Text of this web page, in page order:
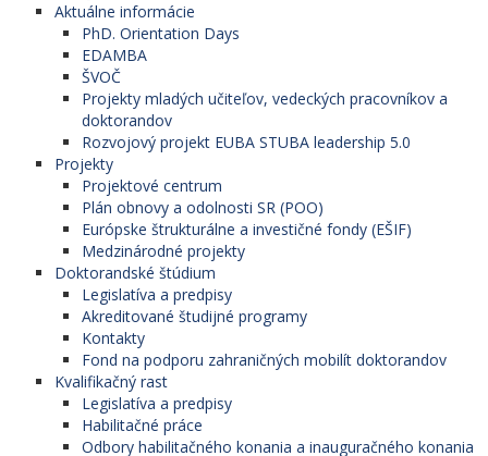
Aktuálne informácie
PhD. Orientation Days
EDAMBA
ŠVOČ
Projekty mladých učiteľov, vedeckých pracovníkov a
doktorandov
Rozvojový projekt EUBA STUBA leadership 5.0
Projekty
Projektové centrum
Plán obnovy a odolnosti SR (POO)
Európske štrukturálne a investičné fondy (EŠIF)
Medzinárodné projekty
Doktorandské štúdium
Legislatíva a predpisy
Akreditované študijné programy
Kontakty
Fond na podporu zahraničných mobilít doktorandov
Kvalifikačný rast
Legislatíva a predpisy
Habilitačné práce
Odbory habilitačného konania a inauguračného konania